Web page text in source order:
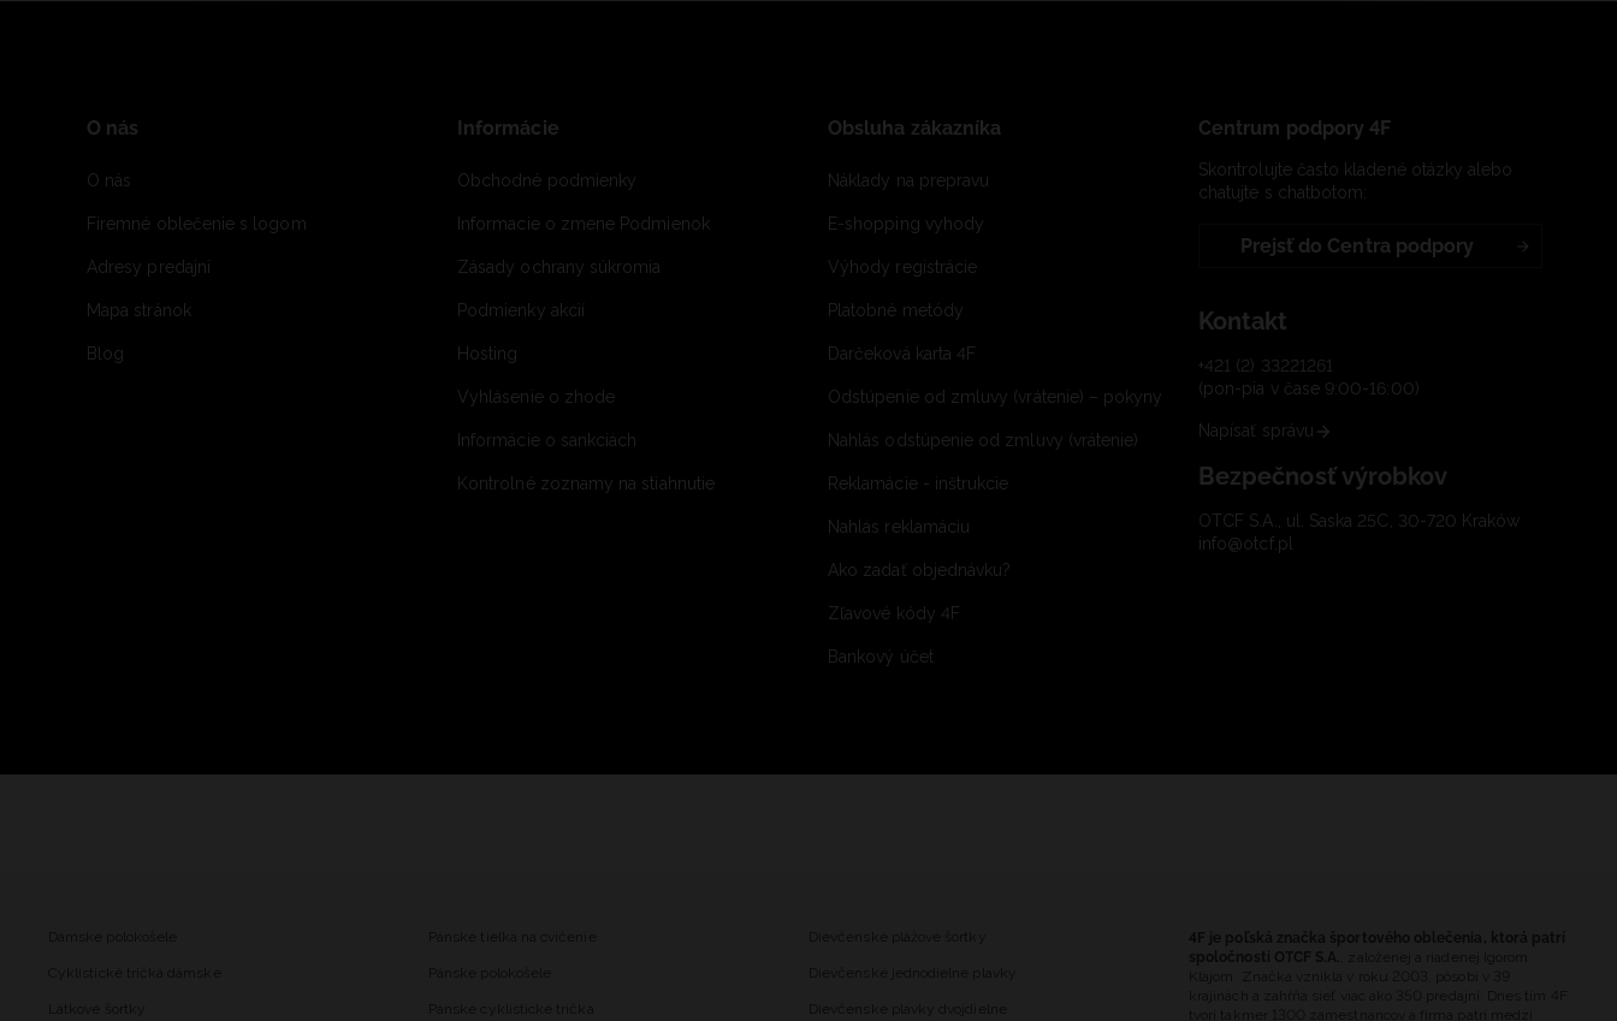
O nás
O nás
Firemné oblečenie s logom
Adresy predajní
Mapa stránok
Blog
Informácie
Obchodné podmienky
Informacie o zmene Podmienok
Zásady ochrany súkromia
Podmienky akcií
Hosting
Vyhlásenie o zhode
Informácie o sankciách
Kontrolné zoznamy na stiahnutie
Obsluha zákazníka
Náklady na prepravu
E-shopping vyhody
Výhody registrácie
Platobné metódy
Darčeková karta 4F
Odstúpenie od zmluvy (vrátenie) – pokyny
Nahlás odstúpenie od zmluvy (vrátenie)
Reklamácie - inštrukcie
Nahlás reklamáciu
Ako zadať objednávku?
Zľavové kódy 4F
Bankový účet
Centrum podpory 4F
Skontrolujte často kladené otázky alebo
chatujte s chatbotom:
Prejsť do Centra podpory
Kontakt
+421 (2) 33221261
(pon-pia v čase 9:00-16:00)
Napísať správu
Bezpečnosť výrobkov
OTCF S.A., ul. Saska 25C, 30-720 Kraków
info@otcf.pl